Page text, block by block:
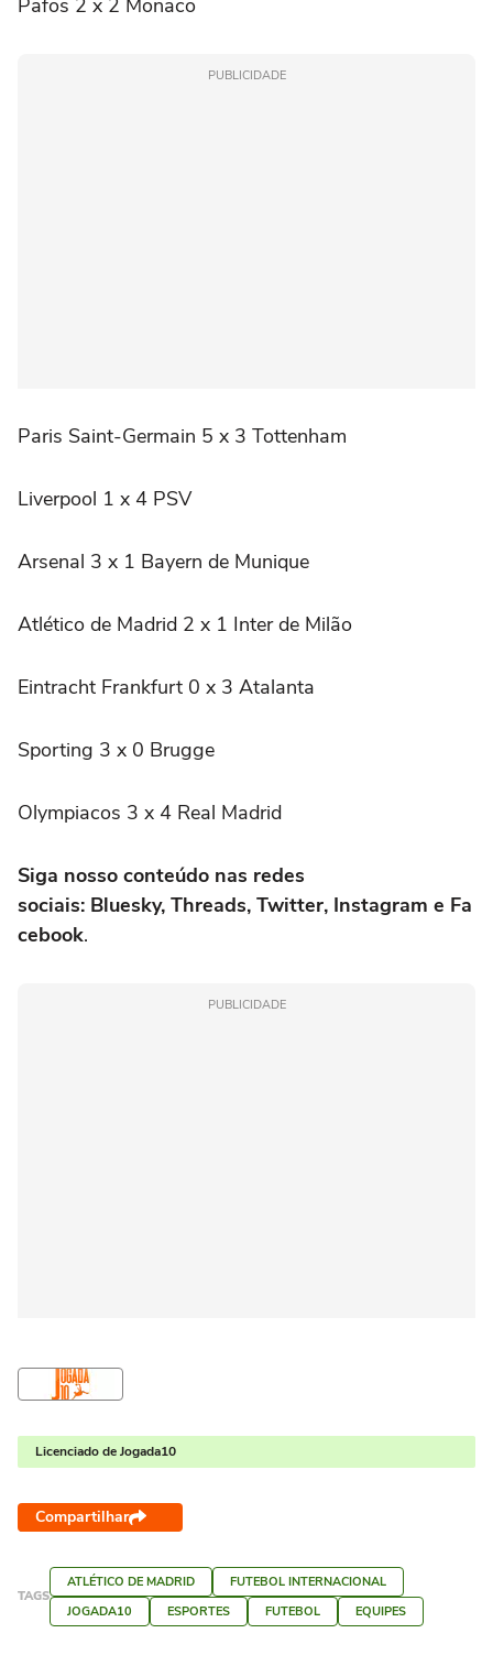
Pafos 2 x 2 Monaco
PUBLICIDADE
Paris Saint-Germain 5 x 3 Tottenham
Liverpool 1 x 4 PSV
Arsenal 3 x 1 Bayern de Munique
Atlético de Madrid 2 x 1 Inter de Milão
Eintracht Frankfurt 0 x 3 Atalanta
Sporting 3 x 0 Brugge
Olympiacos 3 x 4 Real Madrid
Siga nosso conteúdo nas redes
sociais: Bluesky, Threads, Twitter, Instagram e Fa
cebook.
PUBLICIDADE
Licenciado de Jogada10
Compartilhar
TAGS
ATLÉTICO DE MADRID
FUTEBOL INTERNACIONAL
JOGADA10
ESPORTES FUTEBOL EQUIPES